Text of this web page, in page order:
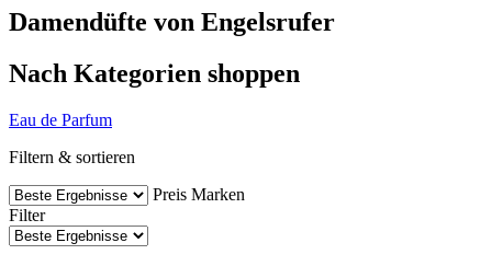
Damendüfte von Engelsrufer
Nach Kategorien shoppen
Eau de Parfum
Filtern & sortieren
Preis Marken
Filter